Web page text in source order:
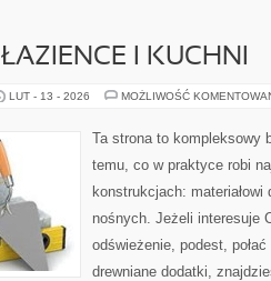
I KUCHNI
LUT - 13 - 2026 MOŻLIWOŚĆ
Ta strona to kompleksowy
temu, co w praktyce robi
konstrukcjach:
nośnych. Jeżeli interesuje
odświeżenie, podest,
drewniane dodatki,